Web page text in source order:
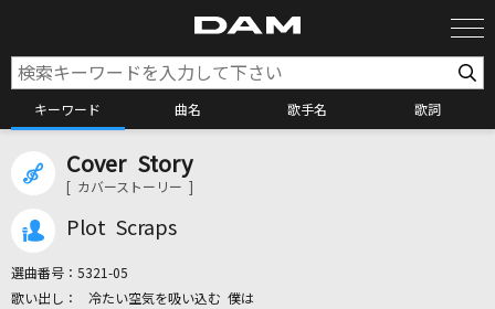
キーワード 曲名 歌手名 歌詞
Cover Story
[ カバーストーリー ]
Plot Scraps
選曲番号： 5321-05
冷たい空気を吸い込む 僕は